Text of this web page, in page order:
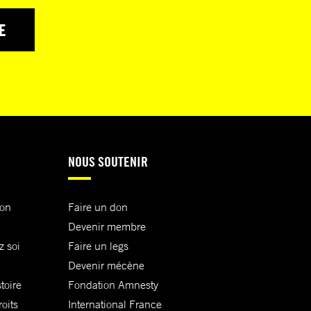
soi
NOUS SOUTENIR
Faire un don
Devenir membre
Faire un legs
Devenir mécène
Fondation Amnesty
International France